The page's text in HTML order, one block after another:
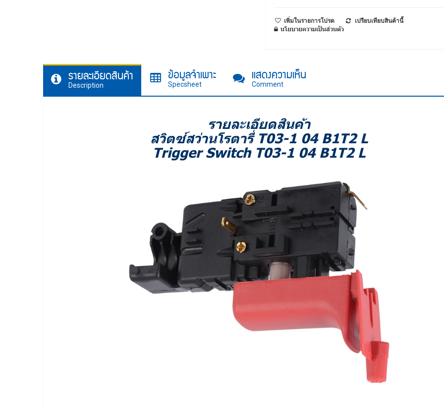
เพิ่มในรายการโปรด
เปรียบเทียบสินค้านี้
นโยบายความเป็นส่วนตัว
รายละเอียดสินค้า
Description
ข้อมูลจำเพาะ
Specsheet
แสดงความเห็น
Comment
รายละเอียดสินค้า
สวิตซ์สว่านโรตารี่ T03-1 04 B1T2 L
Trigger Switch T03-1 04 B1T2 L